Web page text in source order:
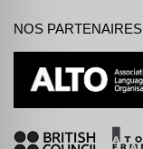
NOS PARTENAIRES